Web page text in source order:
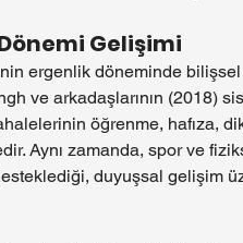
Gelişimi
ergenlik döneminde
ve arkadaşlarının (2018)
öğrenme, hafıza,
Aynı zamanda, spor ve
duyuşsal gelişim